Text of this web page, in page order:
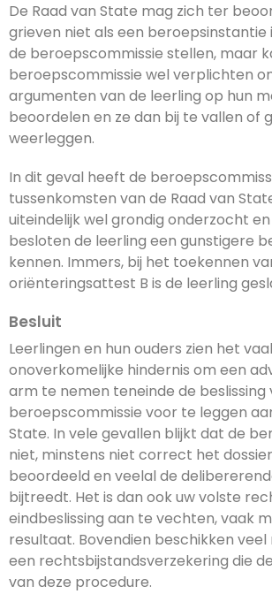
De Raad van State mag zich ter
grieven niet als een beroepsinstantie
de beroepscommissie stellen, maar
beroepscommissie wel verplichten
argumenten van de leerling op hun
beoordelen en ze dan bij te vallen of
weerleggen.
In dit geval heeft de
tussenkomsten van de Raad van
uiteindelijk wel grondig onderzocht
besloten de leerling een gunstigere
kennen. Immers, bij het toekennen
oriënteringsattest B is de leerling
Besluit
Leerlingen en hun ouders zien het
onoverkomelijke hindernis om een
arm te nemen teneinde de beslissing
beroepscommissie voor te leggen
State. In vele gevallen blijkt dat de
niet, minstens niet correct het
beoordeeld en veelal de
bijtreedt. Het is dan ook uw volste
eindbeslissing aan te vechten, vaak
resultaat. Bovendien beschikken
een rechtsbijstandsverzekering die
van deze procedure.